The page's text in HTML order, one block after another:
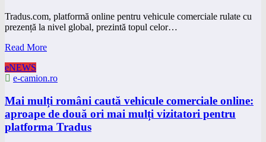
Tradus.com, platformă online pentru vehicule comerciale rulate cu
prezență la nivel global, prezintă topul celor…
Read More
eNEWS
e-camion.ro
Mai mulți români caută vehicule comerciale online:
aproape de două ori mai mulți vizitatori pentru
platforma Tradus